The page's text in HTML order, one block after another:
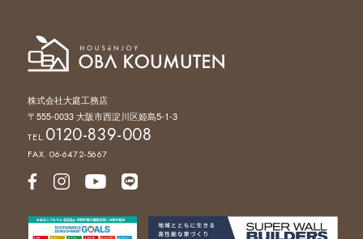
株式会社大庭工務店
〒555-0033 大阪市西淀川区姫島5-1-3
TEL.0120-839-008
FAX. 06-6472-5667